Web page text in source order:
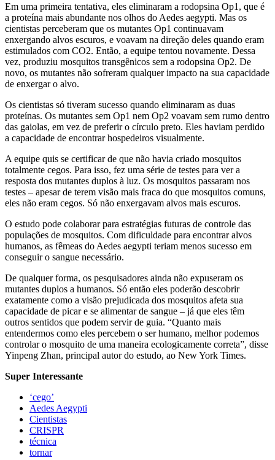
Em uma primeira tentativa, eles eliminaram a rodopsina Op1, que é
a proteína mais abundante nos olhos do Aedes aegypti. Mas os
cientistas perceberam que os mutantes Op1 continuavam
enxergando alvos escuros, e voavam na direção deles quando eram
estimulados com CO2. Então, a equipe tentou novamente. Dessa
vez, produziu mosquitos transgênicos sem a rodopsina Op2. De
novo, os mutantes não sofreram qualquer impacto na sua capacidade
de enxergar o alvo.
Os cientistas só tiveram sucesso quando eliminaram as duas
proteínas. Os mutantes sem Op1 nem Op2 voavam sem rumo dentro
das gaiolas, em vez de preferir o círculo preto. Eles haviam perdido
a capacidade de encontrar hospedeiros visualmente.
A equipe quis se certificar de que não havia criado mosquitos
totalmente cegos. Para isso, fez uma série de testes para ver a
resposta dos mutantes duplos à luz. Os mosquitos passaram nos
testes – apesar de terem visão mais fraca do que mosquitos comuns,
eles não eram cegos. Só não enxergavam alvos mais escuros.
O estudo pode colaborar para estratégias futuras de controle das
populações de mosquitos. Com dificuldade para encontrar alvos
humanos, as fêmeas do Aedes aegypti teriam menos sucesso em
conseguir o sangue necessário.
De qualquer forma, os pesquisadores ainda não expuseram os
mutantes duplos a humanos. Só então eles poderão descobrir
exatamente como a visão prejudicada dos mosquitos afeta sua
capacidade de picar e se alimentar de sangue – já que eles têm
outros sentidos que podem servir de guia. “Quanto mais
entendermos como eles percebem o ser humano, melhor podemos
controlar o mosquito de uma maneira ecologicamente correta”, disse
Yinpeng Zhan, principal autor do estudo, ao New York Times.
Super Interessante
‘cego’
Aedes Aegypti
Cientistas
CRISPR
técnica
tornar